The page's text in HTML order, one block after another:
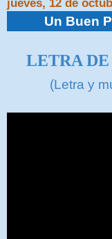
jueves, 12 de
Un Buen
LETRA DE
(Letra y